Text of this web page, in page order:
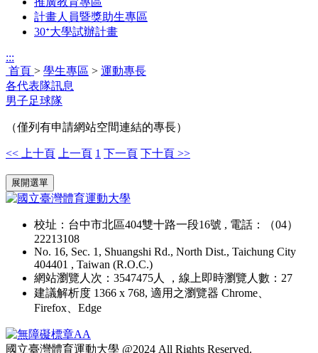
計畫人員暨獎助生專區
30ᐩ大學試辦計畫
:::
首頁 > 學生專區 > 運動專長
各代表隊訊息
男子足球隊
（僅列有申請網站空間連結的專長）
<< 上十頁 上一頁 1 下一頁 下十頁 >>
展開選單
校址：台中市北區404雙十路一段16號 , 電話：（04）
22213108
No. 16, Sec. 1, Shuangshi Rd., North Dist., Taichung City
404401 , Taiwan (R.O.C.)
網站瀏覽人次：3547475人 ，線上即時瀏覽人數：27
建議解析度 1366 x 768, 適用之瀏覽器 Chrome、
Firefox、Edge
國立臺灣體育運動大學 @2024 All Rights Reserved.